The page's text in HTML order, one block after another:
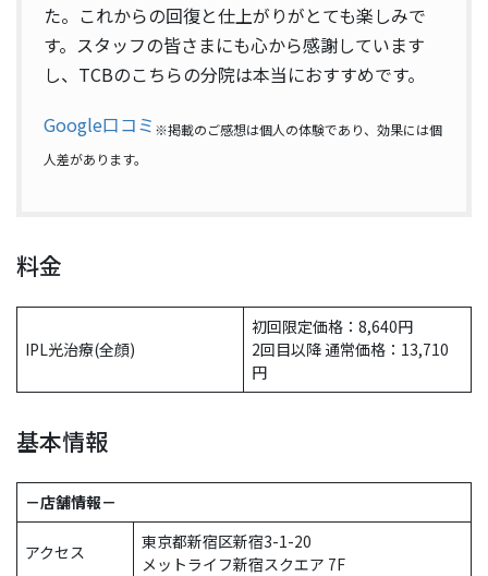
た。これからの回復と仕上がりがとても楽しみで
す。スタッフの皆さまにも心から感謝しています
し、TCBのこちらの分院は本当におすすめです。
Google口コミ ※掲載のご感想は個人の体験であり、効果には個
人差があります。
料金
IPL光治療(全顔)
初回限定価格：8,640円
2回目以降 通常価格：13,710
円
基本情報
－店舗情報－
アクセス
東京都新宿区新宿3-1-20
メットライフ新宿スクエア 7F